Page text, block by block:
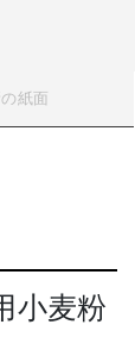
紙面
小麦粉